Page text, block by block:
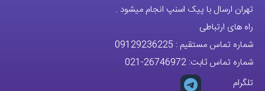
تهران ارسال با پیک اسنپ انجام میشود .
راه های ارتباطی
شماره تماس مستقیم : 09129236225
شماره تماس ثابت: 26746972
-021
تلگرام